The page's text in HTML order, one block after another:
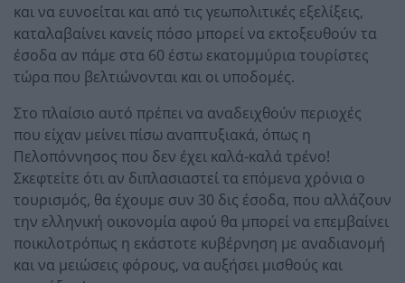
και να ευνοείται και από τις γεωπολιτικές εξελίξεις,
καταλαβαίνει κανείς πόσο μπορεί να εκτοξευθούν τα
έσοδα αν πάμε στα 60 έστω εκατομμύρια τουρίστες
τώρα που βελτιώνονται και οι υποδομές.
Στο πλαίσιο αυτό πρέπει να αναδειχθούν περιοχές
που είχαν μείνει πίσω αναπτυξιακά, όπως η
Πελοπόννησος που δεν έχει καλά-καλά τρένο!
Σκεφτείτε ότι αν διπλασιαστεί τα επόμενα χρόνια ο
τουρισμός, θα έχουμε συν 30 δις έσοδα, που αλλάζουν
την ελληνική οικονομία αφού θα μπορεί να επεμβαίνει
ποικιλοτρόπως η εκάστοτε κυβέρνηση με αναδιανομή
και να μειώσεις φόρους, να αυξήσει μισθούς και